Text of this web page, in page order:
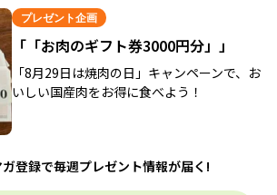
プレゼント企画
「「お肉のギフト券3000円分」」
「8月29日は焼肉の日」キャンペーンで、お
いしい国産肉をお得に食べよう！
登録で毎週プレゼント情報が届く!